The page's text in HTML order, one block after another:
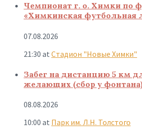
Чемпионат г. о. Химки по
«Химкинская футбольная
07.08.2026
21:30 at Стадион "Новые Химки"
Забег на дистанцию 5 км
желающих (сбор у
08.08.2026
10:00 at Парк им. Л.Н. Толстого